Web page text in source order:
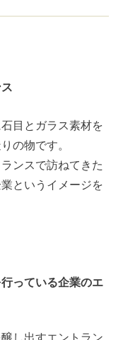
目とガラス素材を
の物です。
ンスで訪ねてきた
というイメージを
っている企業のエ
し出すエントラン